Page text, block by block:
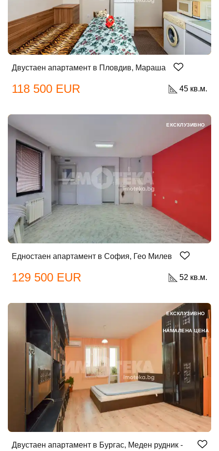
или използвай профил
Вход с Google
Двустаен апартамент в Пловдив, Мараша
118 500 EUR 45 кв.м.
Едностаен апартамент в София, Гео Милев
129 500 EUR 52 кв.м.
ЕКСКЛУЗИВНО
Двустаен апартамент в Бургас, Меден рудник -
ЕКСКЛУЗИВНО
НАМАЛЕНА ЦЕНА